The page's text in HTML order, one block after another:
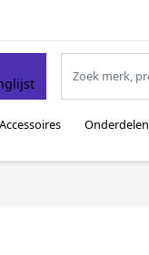
Accessoires Onderdelen